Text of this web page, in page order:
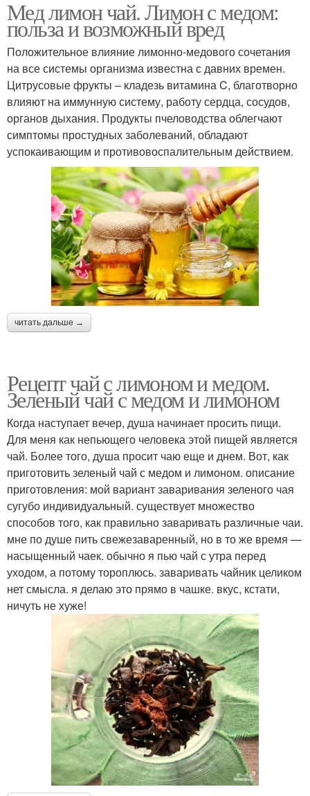
Мед лимон чай. Лимон с медом:
польза и возможный вред
Положительное влияние лимонно-медового сочетания
на все системы организма известна с давних времен.
Цитрусовые фрукты – кладезь витамина C, благотворно
влияют на иммунную систему, работу сердца, сосудов,
органов дыхания. Продукты пчеловодства облегчают
симптомы простудных заболеваний, обладают
успокаивающим и противовоспалительным действием.
читать дальше →
Рецепт чай с лимоном и медом.
Зеленый чай с медом и лимоном
Когда наступает вечер, душа начинает просить пищи.
Для меня как непьющего человека этой пищей является
чай. Более того, душа просит чаю еще и днем. Вот, как
приготовить зеленый чай с медом и лимоном. описание
приготовления: мой вариант заваривания зеленого чая
сугубо индивидуальный. существует множество
способов того, как правильно заваривать различные чаи.
мне по душе пить свежезаваренный, но в то же время —
насыщенный чаек. обычно я пью чай с утра перед
уходом, а потому тороплюсь. заваривать чайник целиком
нет смысла. я делаю это прямо в чашке. вкус, кстати,
ничуть не хуже!